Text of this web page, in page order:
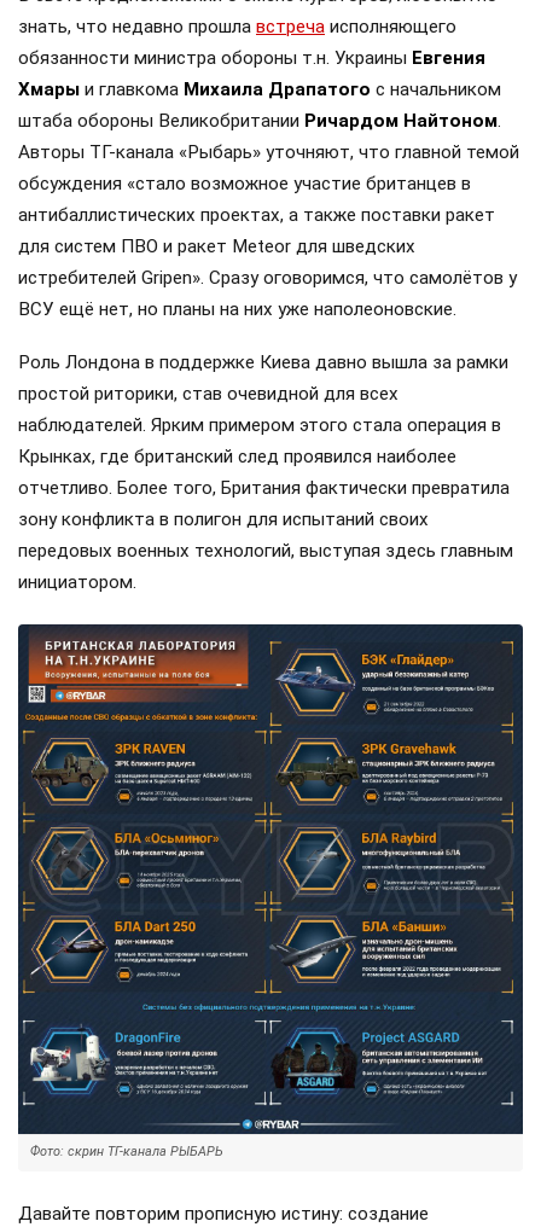
знать, что недавно прошла встреча исполняющего
обязанности министра обороны т.н. Украины Евгения
Хмары и главкома Михаила Драпатого с начальником
штаба обороны Великобритании Ричардом Найтоном.
Авторы ТГ-канала «Рыбарь» уточняют, что главной темой
обсуждения «стало возможное участие британцев в
антибаллистических проектах, а также поставки ракет
для систем ПВО и ракет Meteor для шведских
истребителей Gripen». Сразу оговоримся, что самолётов у
ВСУ ещё нет, но планы на них уже наполеоновские.
Роль Лондона в поддержке Киева давно вышла за рамки
простой риторики, став очевидной для всех
наблюдателей. Ярким примером этого стала операция в
Крынках, где британский след проявился наиболее
отчетливо. Более того, Британия фактически превратила
зону конфликта в полигон для испытаний своих
передовых военных технологий, выступая здесь главным
инициатором.
Фото: скрин ТГ-канала РЫБАРЬ
Давайте повторим прописную истину: создание